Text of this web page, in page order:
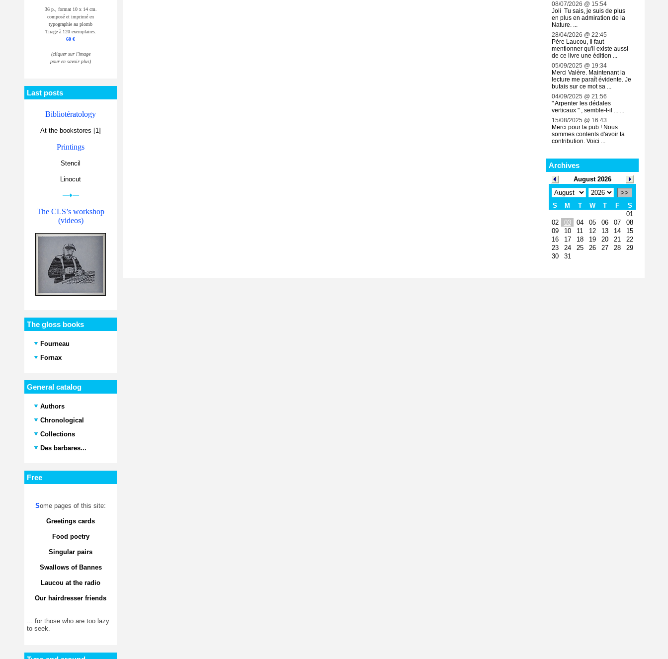
36 p., format 10 x 14 cm.
composé et imprimé en
typographie au plomb
Tirage à 120 exemplaires.
60 €
(cliquer sur l'image
pour en savoir plus)
Last posts
Bibliotératology
At the bookstores [1]
Printings
Stencil
Linocut
—♦—
The CLS’s workshop
(videos)
The gloss books
Fourneau
Fornax
General catalog
Authors
Chronological
Collections
Des barbares...
Free
Some pages of this site:
Greetings cards
Food poetry
Singular pairs
Swallows of Bannes
Laucou at the radio
Our hairdresser friends
... for those who are too lazy
to seek.
08/07/2026 @ 15:54
Joli Tu sais, je suis de plus
en plus en admiration de la
Nature. ...
28/04/2026 @ 22:45
Père Laucou, Il faut
mentionner qu'il existe aussi
de ce livre une édition ...
05/09/2025 @ 19:34
Merci Valère. Maintenant la
lecture me paraît évidente. Je
butais sur ce mot sa ...
04/09/2025 @ 21:56
" Arpenter les dédales
verticaux " , semble-t-il ... ...
15/08/2025 @ 16:43
Merci pour la pub ! Nous
sommes contents d'avoir ta
contribution. Voici ...
Archives
August 2026
>>
S
M T W T F
S
01
02
03 04 05 06 07
08
09
10 11 12 13 14
15
16
17 18 19 20 21
22
23
24 25 26 27 28
29
30
31